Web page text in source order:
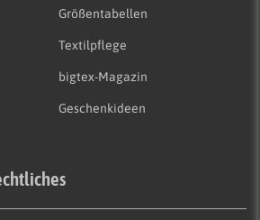
Größentabellen
Textilpflege
bigtex-Magazin
Geschenkideen